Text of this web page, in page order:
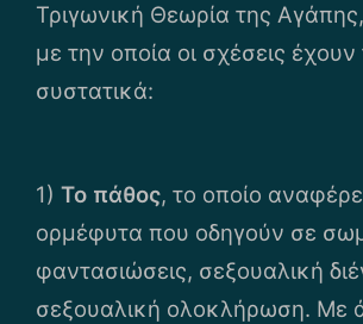
Τριγωνική Θεωρία της
με την οποία οι σχέσεις έχουν
συστατικά:
1) Το πάθος, το οποίο
ορμέφυτα που οδηγούν σε
φαντασιώσεις, σεξουαλική
σεξουαλική ολοκλήρωση. Με